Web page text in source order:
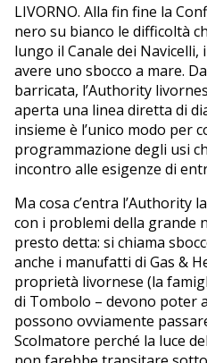
LIVORNO. Alla fin fine la
nero su bianco le difficoltà
lungo il Canale dei
avere uno sbocco a mare.
barricata, l’Authority
aperta una linea diretta di
insieme è l’unico modo per
programmazione degli usi
incontro alle esigenze di
Ma cosa c’entra l’Authority
con i problemi della grande
presto detta: si chiama
anche i manufatti di Gas &
proprietà livornese (la
di Tombolo – devono poter
possono ovviamente
Scolmatore perché la luce